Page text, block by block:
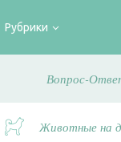
Рубрики
Вопрос-
Животные на